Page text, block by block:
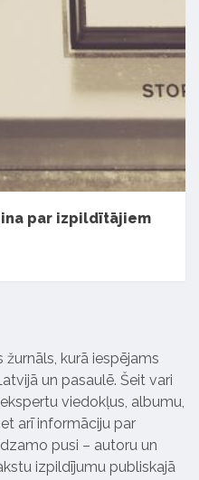
par izpildītājiem
žurnāls, kurā iespējams
un pasaulē. Šeit vari
viedokļus, albumu,
arī informāciju par
pusi – autoru un
izpildījumu publiskajā